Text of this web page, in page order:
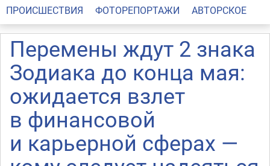
ПРОИСШЕСТВИЯ
ФОТОРЕПОРТАЖИ АВТОРСКОЕ
Перемены ждут 2 знака
Зодиака до конца мая:
ожидается взлет
в финансовой
и карьерной сферах —